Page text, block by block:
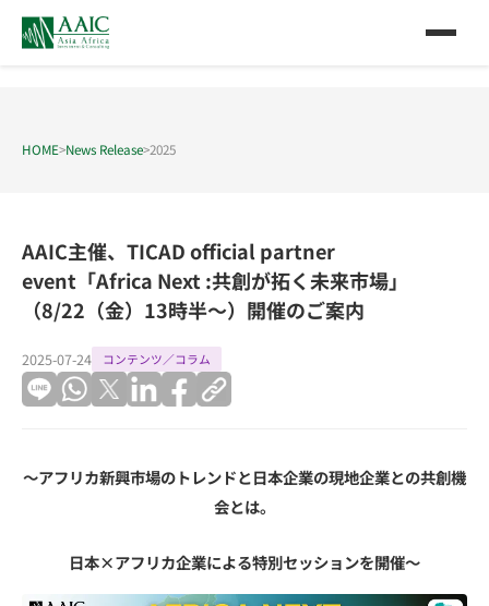
HOME>News Release>2025
AAIC主催、TICAD official partner
event「Africa Next :共創が拓く未来市場」
（8/22（金）13時半～）開催のご案内
2025-07-24 コンテンツ／コラム
～アフリカ新興市場のトレンドと日本企業の現地企業との共創機
会とは。
日本×アフリカ企業による特別セッションを開催～